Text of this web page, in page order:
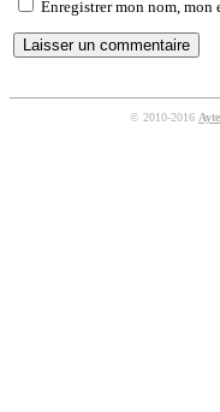
Enregistrer mon nom,
© 2010-2016